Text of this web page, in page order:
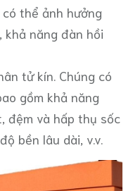
thể ảnh hưởng
khả năng đàn hồi
tử kín. Chúng có
gồm khả năng
đệm và hấp thụ sốc
bền lâu dài, v.v.